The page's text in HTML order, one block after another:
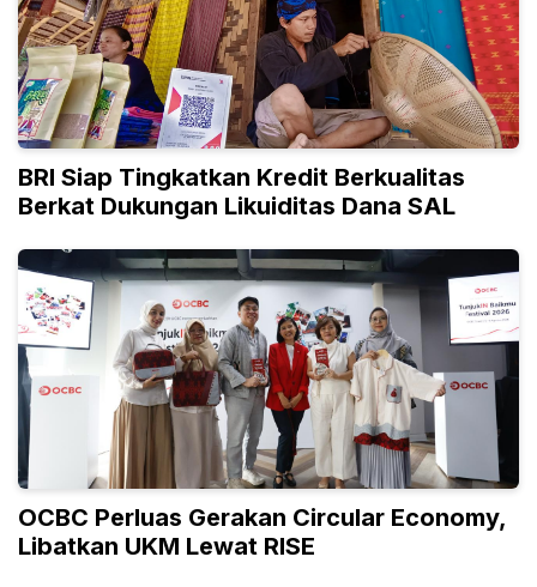
BRI Siap Tingkatkan Kredit Berkualitas
Berkat Dukungan Likuiditas Dana SAL
OCBC Perluas Gerakan Circular Economy,
Libatkan UKM Lewat RISE